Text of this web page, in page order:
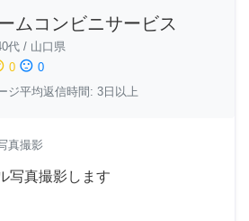
ムコンビニサービス
代 / 山口県
0 sentiment_dissatisfied 0
ジ平均返信時間: 3日以上
真撮影
写真撮影します